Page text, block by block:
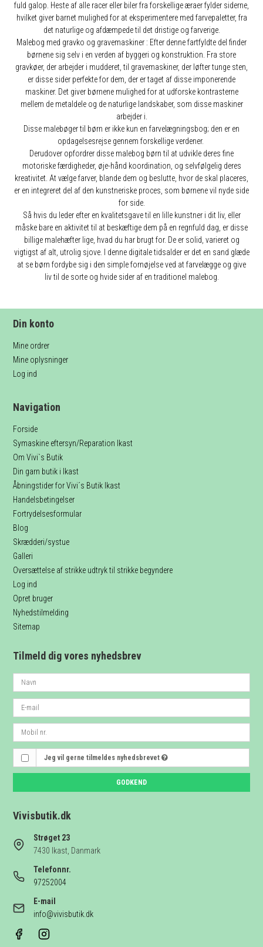
fuld galop. Heste af alle racer eller biler fra forskellige æraer fylder siderne,
hvilket giver barnet mulighed for at eksperimentere med farvepaletter, fra
det naturlige og afdæmpede til det dristige og farverige.
Malebog med gravko og gravemaskiner : Efter denne fartfyldte del finder
børnene sig selv i en verden af byggeri og konstruktion. Fra store
gravkøer, der arbejder i mudderet, til gravemaskiner, der løfter tunge sten,
er disse sider perfekte for dem, der er taget af disse imponerende
maskiner. Det giver børnene mulighed for at udforske kontrasterne
mellem de metaldele og de naturlige landskaber, som disse maskiner
arbejder i.
Disse malebøger til børn er ikke kun en farvelægningsbog; den er en
opdagelsesrejse gennem forskellige verdener.
Derudover opfordrer disse malebog børn til at udvikle deres fine
motoriske færdigheder, øje-hånd koordination, og selvfølgelig deres
kreativitet. At vælge farver, blande dem og beslutte, hvor de skal placeres,
er en integreret del af den kunstneriske proces, som børnene vil nyde side
for side.
Så hvis du leder efter en kvalitetsgave til en lille kunstner i dit liv, eller
måske bare en aktivitet til at beskæftige dem på en regnfuld dag, er disse
billige malehæfter lige, hvad du har brugt for. De er solid, varieret og
vigtigst af alt, utrolig sjove. I denne digitale tidsalder er det en sand glæde
at se børn fordybe sig i den simple fornøjelse ved at farvelægge og give
liv til de sorte og hvide sider af en traditionel malebog.
Din konto
Mine ordrer
Mine oplysninger
Log ind
Navigation
Forside
Symaskine eftersyn/Reparation Ikast
Om Vivi`s Butik
Din garn butik i Ikast
Åbningstider for Vivi´s Butik Ikast
Handelsbetingelser
Fortrydelsesformular
Blog
Skrædderi/systue
Galleri
Oversættelse af strikke udtryk til strikke begyndere
Log ind
Opret bruger
Nyhedstilmelding
Sitemap
Tilmeld dig vores nyhedsbrev
Jeg vil gerne tilmeldes nyhedsbrevet
GODKEND
Vivisbutik.dk
Strøget 23
7430 Ikast, Danmark
Telefonnr.
97252004
E-mail
info@vivisbutik.dk